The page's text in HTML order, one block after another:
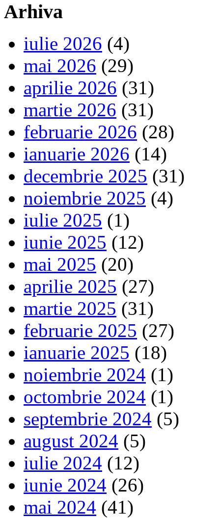
Arhiva
iulie 2026 (4)
mai 2026 (29)
aprilie 2026 (31)
martie 2026 (31)
februarie 2026 (28)
ianuarie 2026 (14)
decembrie 2025 (31)
noiembrie 2025 (4)
iulie 2025 (1)
iunie 2025 (12)
mai 2025 (20)
aprilie 2025 (27)
martie 2025 (31)
februarie 2025 (27)
ianuarie 2025 (18)
noiembrie 2024 (1)
octombrie 2024 (1)
septembrie 2024 (5)
august 2024 (5)
iulie 2024 (12)
iunie 2024 (26)
mai 2024 (41)